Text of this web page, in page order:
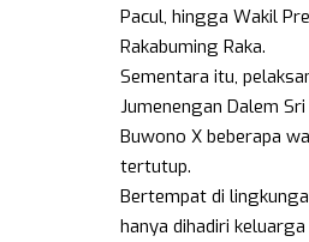
Pacul, hingga Wakil
Rakabuming Raka.
Sementara itu,
Jumenengan Dalem
Buwono X beberapa
tertutup.
Bertempat di
hanya dihadiri